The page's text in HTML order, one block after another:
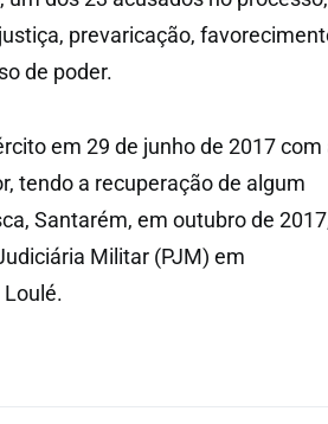
prevaricação,
de poder.
em 29 de junho de 2017 com
tendo a recuperação de algum
Santarém, em outubro de
Militar (PJM) em